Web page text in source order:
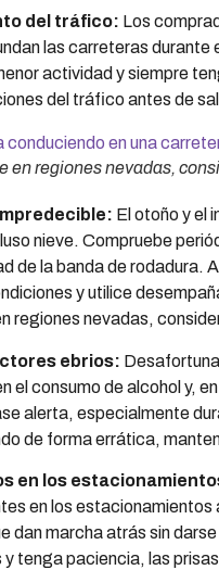
del tráfico: Los
las carreteras
actividad y siempre
del tráfico antes de
en regiones nevadas,
El otoño y el
nieve. Compruebe
de la banda de rodadura.
y utilice
regiones nevadas,
ebrios:
el consumo de alcohol y,
alerta, especialmente
de forma errática,
en los
en los
dan marcha atrás sin
y tenga paciencia, las